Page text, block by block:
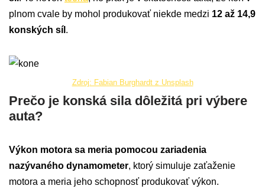
plnom cvale by mohol produkovať niekde medzi 12 až 14,9
konských síl .
Zdroj: Fabian Burghardt z Unsplash
Prečo je konská sila dôležitá pri výbere
auta?
Výkon motora sa meria pomocou zariadenia
nazývaného dynamometer, ktorý simuluje zaťaženie
motora a meria jeho schopnosť produkovať výkon.